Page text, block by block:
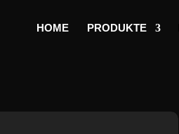
HOME PRODUKTE